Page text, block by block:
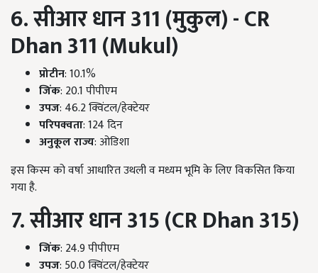
6. सीआर धान 311 (मुकुल) - CR
Dhan 311 (Mukul)
प्रोटीन: 10.1%
जिंक: 20.1 पीपीएम
उपज: 46.2 क्विंटल/हेक्टेयर
परिपक्वता: 124 दिन
अनुकूल राज्य: ओडिशा
इस किस्म को वर्षा आधारित उथली व मध्यम भूमि के लिए विकसित किया
गया है.
7. सीआर धान 315 (CR Dhan 315)
जिंक: 24.9 पीपीएम
उपज: 50.0 क्विंटल/हेक्टेयर